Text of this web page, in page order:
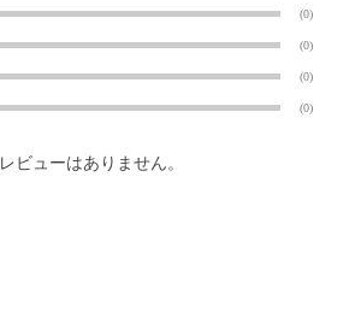
(0)
(0)
(0)
(0)
レビューはありません。